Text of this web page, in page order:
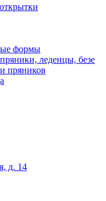
формы
леденцы, безе
пряников
д. 14